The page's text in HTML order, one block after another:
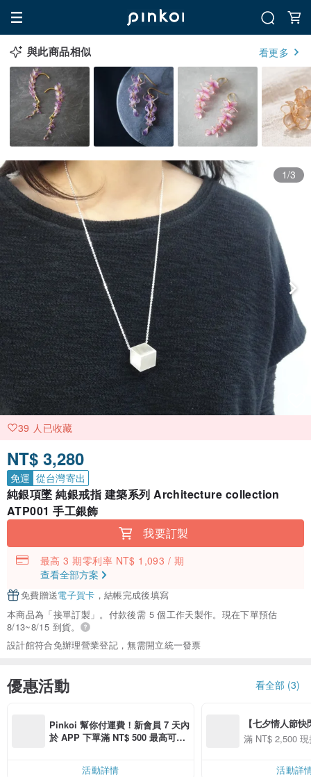
與此商品相似 看更多
1/3
39 人已收藏
NT$ 3,280
免運 從台灣寄出
純銀項墜 純銀戒指 建築系列 Architecture collection
ATP001 手工銀飾
我要訂製
最高 3 期零利率 NT$ 1,093 / 期
查看全部方案
免費贈送電子賀卡 ，結帳完成後填寫
本商品為「接單訂製」。付款後需 5 個工作天製作。現在下單預估
8/13~8/15 到貨。
設計館符合免辦理營業登記，無需開立統一發票
優惠活動 看全部 (3)
Pinkoi 幫你付運費！新會員 7 天內
於 APP 下單滿 NT$ 500 最高可折
活動詳情
【七夕情人節
用 APP 購買任
滿 NT$ 2,500
活動詳